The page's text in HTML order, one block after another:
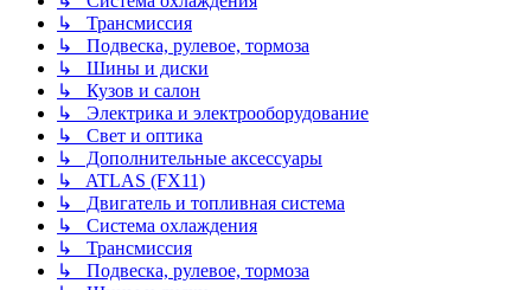
↳ Трансмиссия
↳ Подвеска, рулевое, тормоза
↳ Шины и диски
↳ Кузов и салон
↳ Электрика и электрооборудование
↳ Свет и оптика
↳ Дополнительные аксессуары
↳ ATLAS (FX11)
↳ Двигатель и топливная система
↳ Система охлаждения
↳ Трансмиссия
↳ Подвеска, рулевое, тормоза